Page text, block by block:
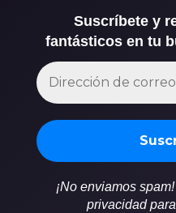
Suscríbete y
fantásticos en tu
¡No enviamos
privacidad